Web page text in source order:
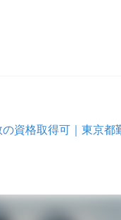
資格取得可｜東京都